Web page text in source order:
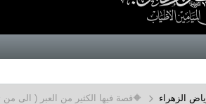
الزهراء 🔶قصة فيها الكثير من العبر ( الى من